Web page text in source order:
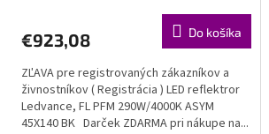
R
M
O
€923,08 Do košíka
ZĽAVA pre registrovaných zákazníkov a
živnostníkov ( Registrácia ) LED reflektror
Ledvance, FL PFM 290W/4000K ASYM
45X140 BK Darček ZDARMA pri nákupe na...